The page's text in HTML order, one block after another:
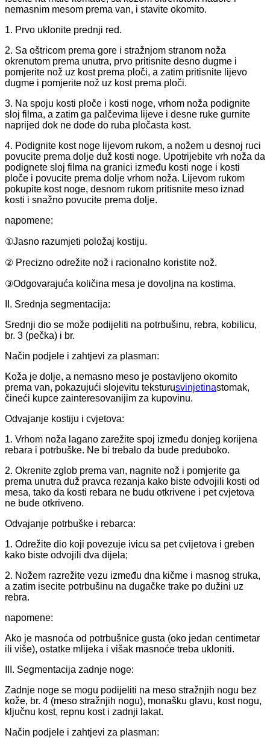
nemasnim mesom prema van, i stavite okomito.
1. Prvo uklonite prednji red.
2. Sa oštricom prema gore i stražnjom stranom noža
okrenutom prema unutra, prvo pritisnite desno dugme i
pomjerite nož uz kost prema ploči, a zatim pritisnite lijevo
dugme i pomjerite nož uz kost prema ploči.
3. Na spoju kosti ploče i kosti noge, vrhom noža podignite
sloj filma, a zatim ga palčevima lijeve i desne ruke gurnite
naprijed dok ne dođe do ruba pločasta kost.
4. Podignite kost noge lijevom rukom, a nožem u desnoj ruci
povucite prema dolje duž kosti noge. Upotrijebite vrh noža da
podignete sloj filma na granici između kosti noge i kosti
ploče i povucite prema dolje vrhom noža. Lijevom rukom
pokupite kost noge, desnom rukom pritisnite meso iznad
kosti i snažno povucite prema dolje.
napomene:
①Jasno razumjeti položaj kostiju.
② Precizno odrežite nož i racionalno koristite nož.
③Odgovarajuća količina mesa je dovoljna na kostima.
II. Srednja segmentacija:
Srednji dio se može podijeliti na potrbušinu, rebra, kobilicu,
br. 3 (pečka) i br.
Način podjele i zahtjevi za plasman:
Koža je dolje, a nemasno meso je postavljeno okomito
prema van, pokazujući slojevitu teksturusvinjetinastomak,
čineći kupce zainteresovanijim za kupovinu.
Odvajanje kostiju i cvjetova:
1. Vrhom noža lagano zarežite spoj između donjeg korijena
rebara i potrbuške. Ne bi trebalo da bude preduboko.
2. Okrenite zglob prema van, nagnite nož i pomjerite ga
prema unutra duž pravca rezanja kako biste odvojili kosti od
mesa, tako da kosti rebara ne budu otkrivene i pet cvjetova
ne bude otkriveno.
Odvajanje potrbuške i rebarca:
1. Odrežite dio koji povezuje ivicu sa pet cvijetova i greben
kako biste odvojili dva dijela;
2. Nožem razrežite vezu između dna kičme i masnog struka,
a zatim isecite potrbušinu na dugačke trake po dužini uz
rebra.
napomene:
Ako je masnoća od potrbušnice gusta (oko jedan centimetar
ili više), ostatke mlijeka i višak masnoće treba ukloniti.
III. Segmentacija zadnje noge:
Zadnje noge se mogu podijeliti na meso stražnjih nogu bez
kože, br. 4 (meso stražnjih nogu), monašku glavu, kost nogu,
ključnu kost, repnu kost i zadnji lakat.
Način podjele i zahtjevi za plasman: